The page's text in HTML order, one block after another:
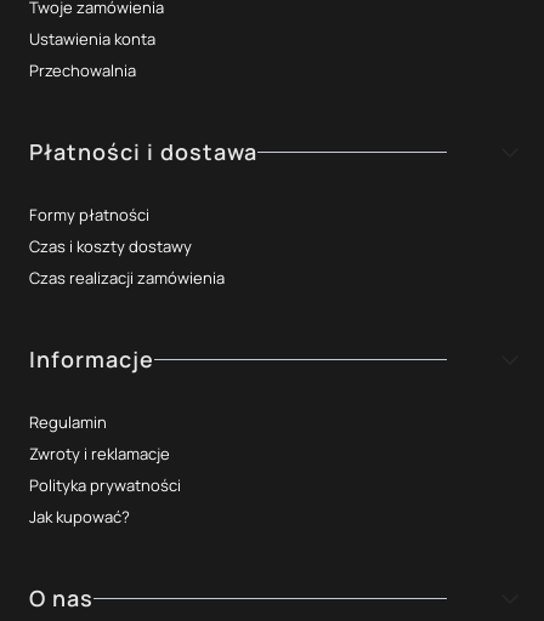
Twoje zamówienia
Ustawienia konta
Przechowalnia
Płatności i dostawa
Formy płatności
Czas i koszty dostawy
Czas realizacji zamówienia
Informacje
Regulamin
Zwroty i reklamacje
Polityka prywatności
Jak kupować?
O nas